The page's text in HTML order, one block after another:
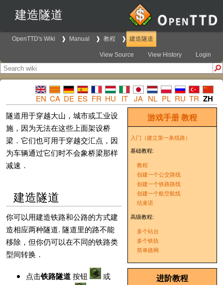
建造隧道
OpenTTD's Wiki Manual 教程 建造隧道
View Source View History Login
EN CA DE ES FR HU IT JA NL PL RU TR ZH
游戏手册教程
入门（建立第一条线路）
基础教程:
教程
创建一个公交路线
创建一个铁路路线
创建一个航空航线
结束语
高级教程:
多个站台
多个铁轨
简单路网
进阶教程
隧道用于穿越大山，城市或工业设
施，因为无法在这些上面架设桥
梁．它们也可用于穿越交汇点，因
为车辆通过它们时不会象桥梁那样
减速．
建造隧道
你可以用建造铁路和公路的方式建
造相应两种隧道. 隧道里的路不能
移除，但你仍可以在不同的铁路类
型间转换．
点击铁路隧道按钮 或